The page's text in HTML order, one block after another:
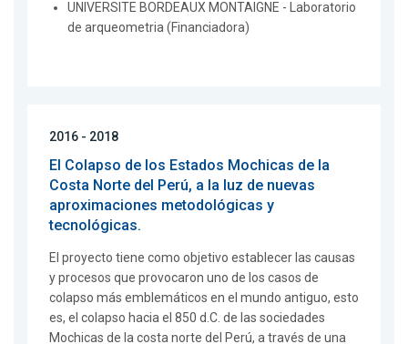
UNIVERSITE BORDEAUX MONTAIGNE - Laboratorio
de arqueometria (Financiadora)
2016 - 2018
El Colapso de los Estados Mochicas de la
Costa Norte del Perú, a la luz de nuevas
aproximaciones metodológicas y
tecnológicas.
El proyecto tiene como objetivo establecer las causas
y procesos que provocaron uno de los casos de
colapso más emblemáticos en el mundo antiguo, esto
es, el colapso hacia el 850 d.C. de las sociedades
Mochicas de la costa norte del Perú, a través de una